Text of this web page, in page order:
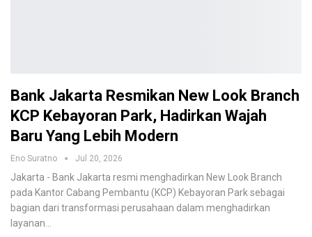
Bank Jakarta Resmikan New Look Branch
KCP Kebayoran Park, Hadirkan Wajah
Baru Yang Lebih Modern
Eno Suratno Jul 20, 2026
Jakarta - Bank Jakarta resmi menghadirkan New Look Branch
pada Kantor Cabang Pembantu (KCP) Kebayoran Park sebagai
bagian dari transformasi perusahaan dalam menghadirkan
layanan